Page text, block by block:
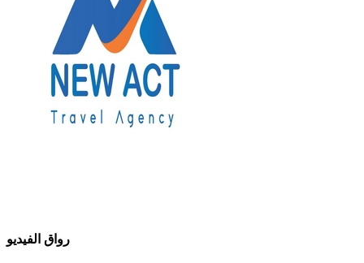
رواق الفيديو